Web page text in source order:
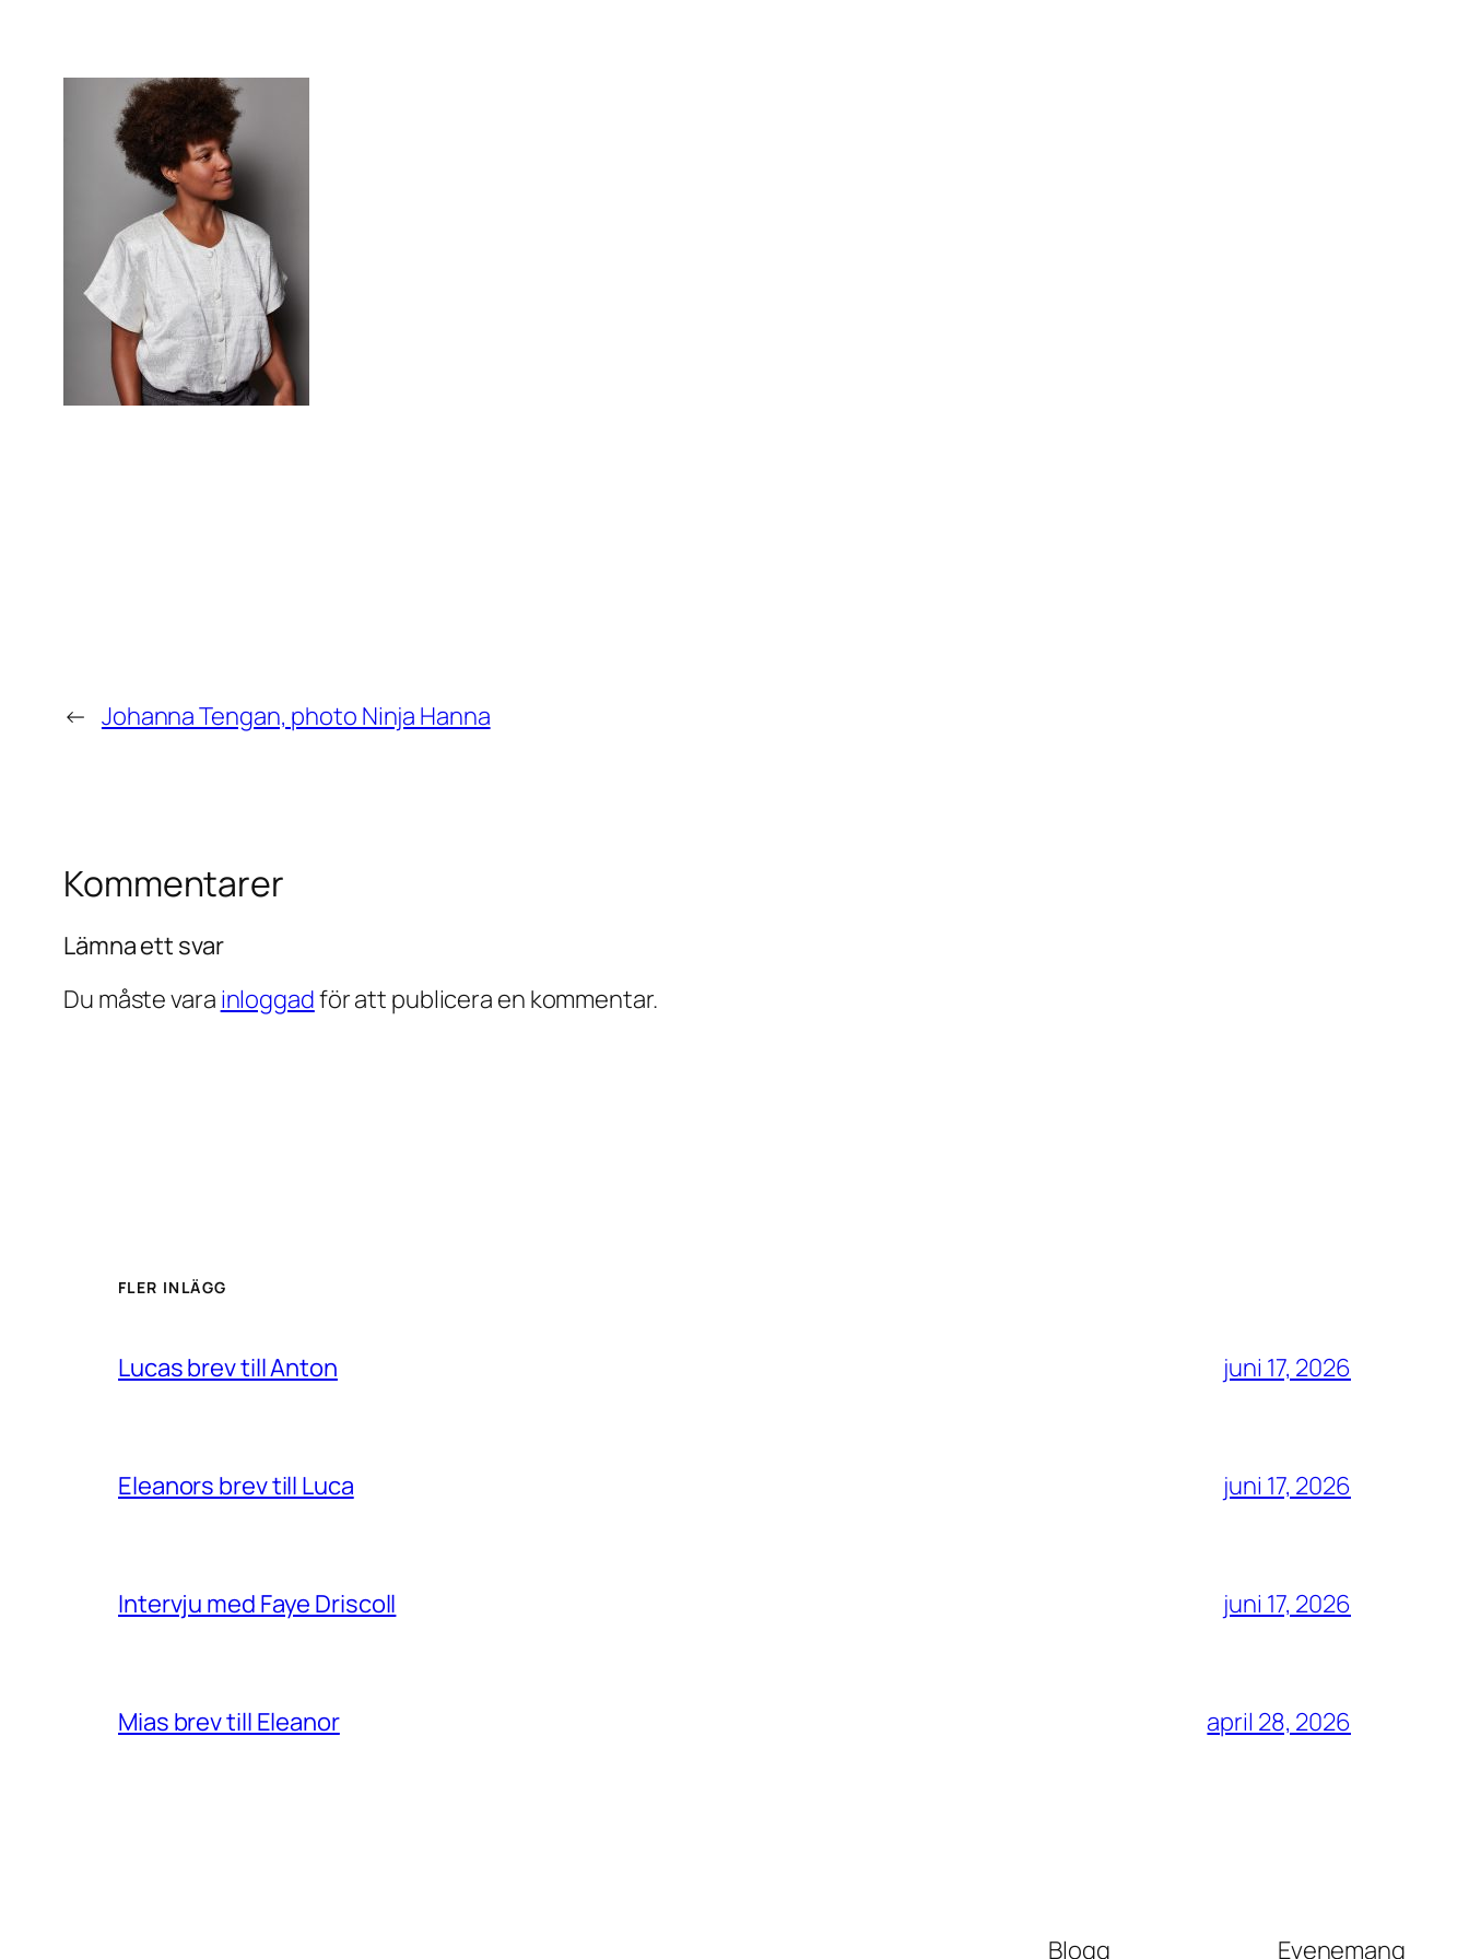
← Johanna Tengan, photo Ninja Hanna
Kommentarer
Lämna ett svar
Du måste vara inloggadför att publicera en kommentar.
FLER INLÄGG
Lucas brev till Anton juni 17, 2026
Eleanors brev till Luca juni 17, 2026
Intervju med Faye Driscoll juni 17, 2026
Mias brev till Eleanor april 28, 2026
Blogg Evenemang